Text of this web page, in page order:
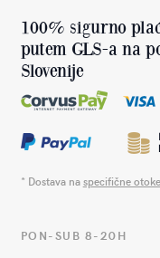
100% sigurno
putem GLS-a na
Slovenije
* Dostava naspecifične otoke
PON-SUB 8-20H